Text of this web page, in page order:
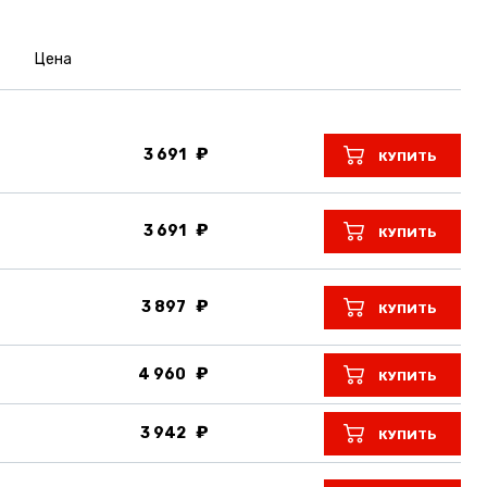
Цена
3 691 КУПИТЬ
3 691 КУПИТЬ
3 897 КУПИТЬ
4 960 КУПИТЬ
3 942 КУПИТЬ